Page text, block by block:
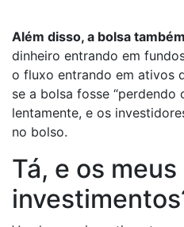
Além disso, a bolsa
dinheiro entrando em
o fluxo entrando em ativos
se a bolsa fosse “perdendo
lentamente, e os
no bolso.
Tá, e os meus